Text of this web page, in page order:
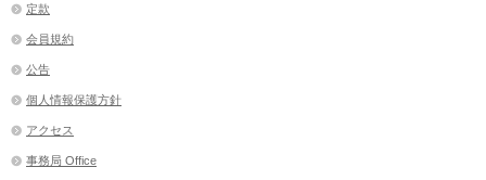
定款
会員規約
公告
個人情報保護方針
アクセス
事務局 Office